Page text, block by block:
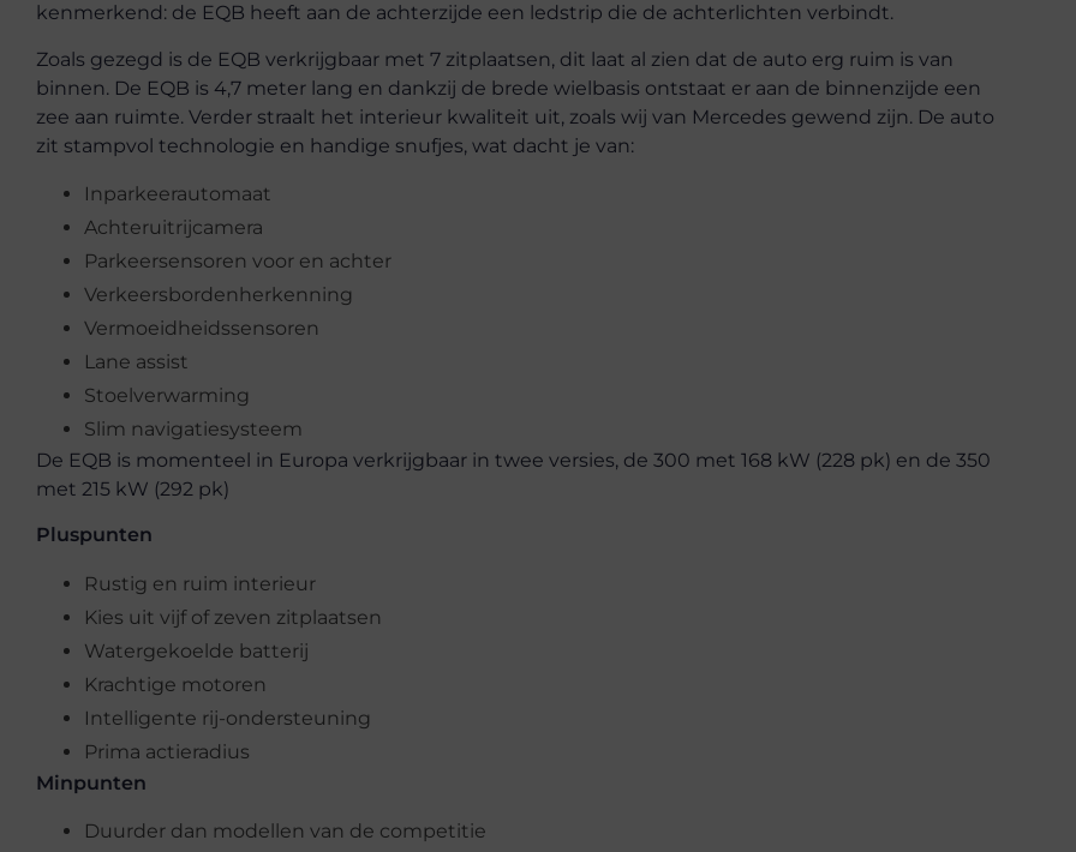
kenmerkend: de EQB heeft aan de achterzijde een ledstrip die de achterlichten verbindt.
Zoals gezegd is de EQB verkrijgbaar met 7 zitplaatsen, dit laat al zien dat de auto erg ruim is van
binnen. De EQB is 4,7 meter lang en dankzij de brede wielbasis ontstaat er aan de binnenzijde een
zee aan ruimte. Verder straalt het interieur kwaliteit uit, zoals wij van Mercedes gewend zijn. De auto
zit stampvol technologie en handige snufjes, wat dacht je van:
Inparkeerautomaat
Achteruitrijcamera
Parkeersensoren voor en achter
Verkeersbordenherkenning
Vermoeidheidssensoren
Lane assist
Stoelverwarming
Slim navigatiesysteem
De EQB is momenteel in Europa verkrijgbaar in twee versies, de 300 met 168 kW (228 pk) en de 350
met 215 kW (292 pk)
Pluspunten
Rustig en ruim interieur
Kies uit vijf of zeven zitplaatsen
Watergekoelde batterij
Krachtige motoren
Intelligente rij-ondersteuning
Prima actieradius
Minpunten
Duurder dan modellen van de competitie